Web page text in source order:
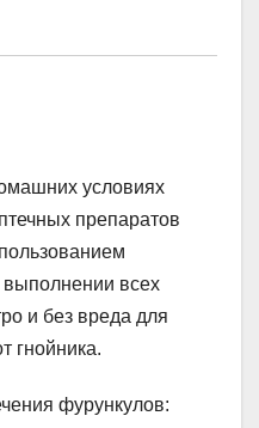
условиях
препаратов
всех
и без вреда для
гнойника.